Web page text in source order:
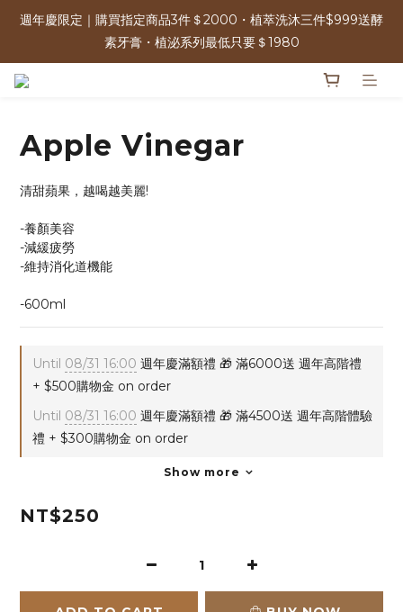
週年慶限定｜購買指定商品3件＄2000・植萃洗沐三件$999送酵
素牙膏・植泌系列最低只要＄1980
週年慶限定｜購買指定商品3件＄2000・植萃洗沐三件$999送酵
素牙膏・植泌系列最低只要＄1980
免運優惠中 | 07/17-07/17 週年慶加碼 全館0元免運日
Apple Vinegar
清甜蘋果，越喝越美麗!
-養顏美容
-減緩疲勞
-維持消化道機能
-600ml
Until 08/31 16:00 週年慶滿額禮 🎁 滿6000送 週年高階禮
+ $500購物金 on order
Until 08/31 16:00 週年慶滿額禮 🎁 滿4500送 週年高階體驗
禮 + $300購物金 on order
Show more
NT$250